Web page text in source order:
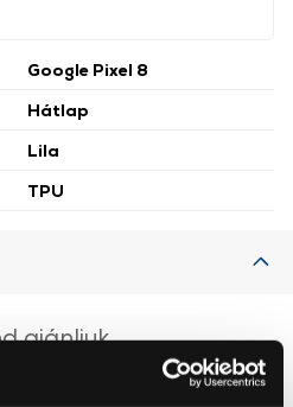
Google Pixel 8
Hátlap
Lila
TPU
ajánljuk